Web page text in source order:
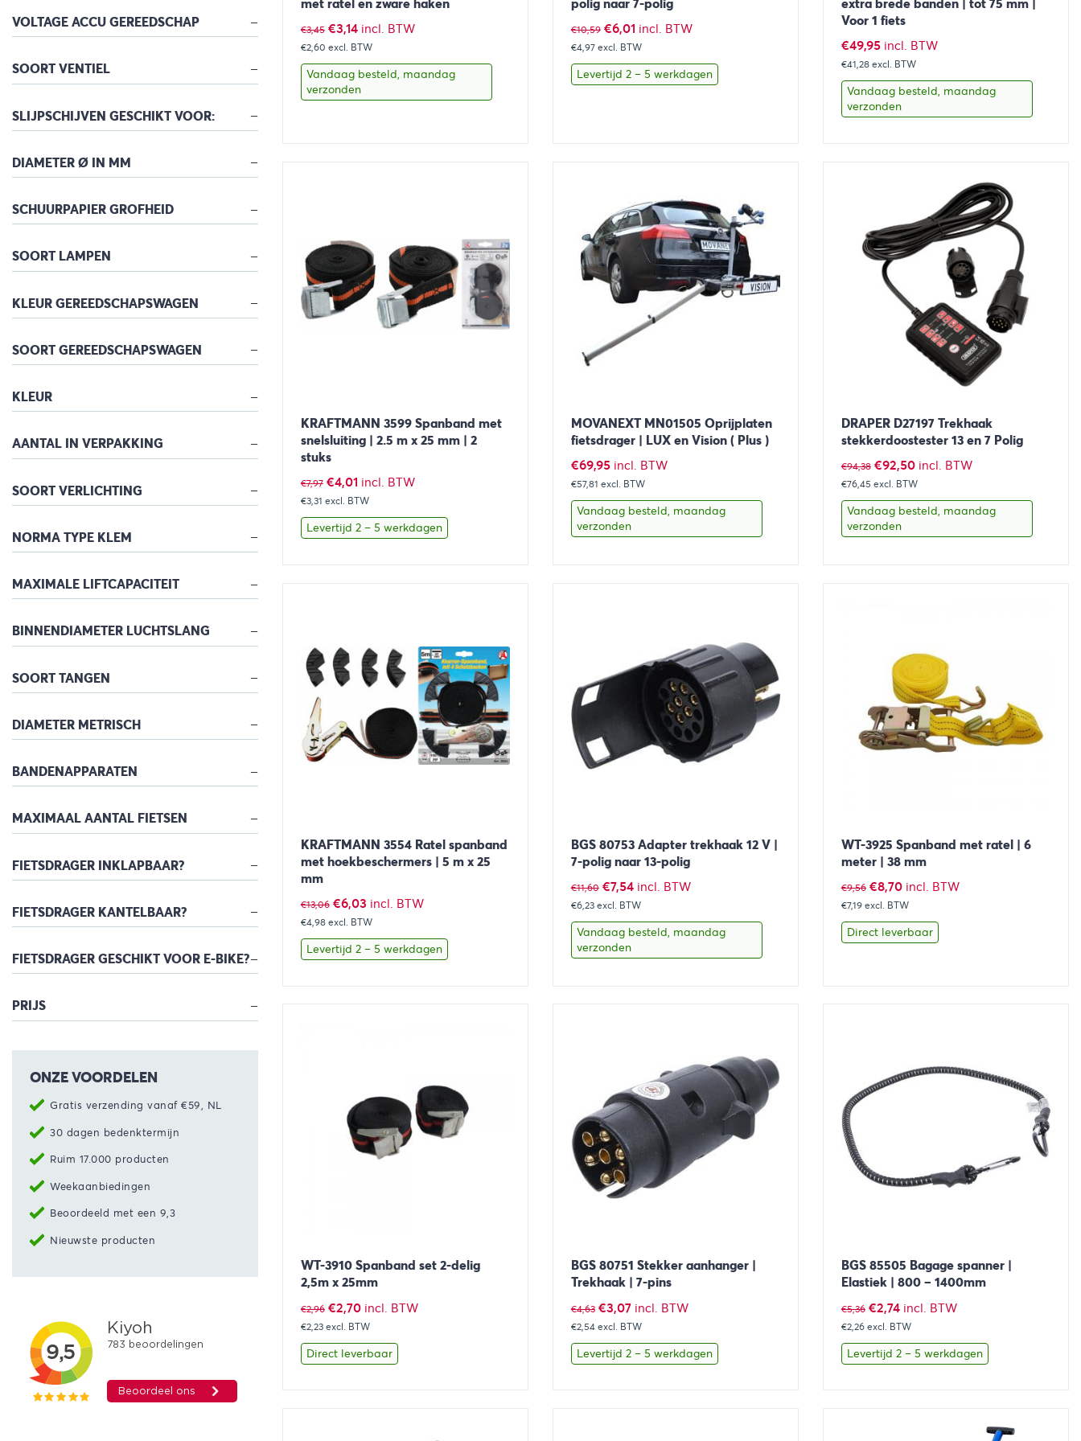
VOLTAGE ACCU GEREEDSCHAP
SOORT VENTIEL
SLIJPSCHIJVEN GESCHIKT VOOR:
DIAMETER Ø IN MM
SCHUURPAPIER GROFHEID
SOORT LAMPEN
KLEUR GEREEDSCHAPSWAGEN
SOORT GEREEDSCHAPSWAGEN
KLEUR
AANTAL IN VERPAKKING
SOORT VERLICHTING
NORMA TYPE KLEM
MAXIMALE LIFTCAPACITEIT
BINNENDIAMETER LUCHTSLANG
SOORT TANGEN
DIAMETER METRISCH
BANDENAPPARATEN
MAXIMAAL AANTAL FIETSEN
FIETSDRAGER INKLAPBAAR?
FIETSDRAGER KANTELBAAR?
FIETSDRAGER GESCHIKT VOOR E-BIKE?
PRIJS
ONZE VOORDELEN
Gratis verzending vanaf €59, NL
30 dagen bedenktermijn
Ruim 17.000 producten
Weekaanbiedingen
Beoordeeld met een 9,3
Nieuwste producten
met ratel en zware haken
€3,45 Oorspronkelijke
prijs
was:
€3,45.
€3,14Huidige
prijs
is:
€3,14.
incl. BTW
€2,60 excl. BTW
Vandaag besteld, maandag
verzonden
Bekijk Toevoegen aan winkelwagen
polig naar 7-polig
€10,59 Oorspronkelijke
prijs
was:
€6,01Huidige
prijs
is:
incl. BTW
€4,97 excl. BTW
Levertijd 2 – 5 werkdagen
Bekijk Toevoegen aan winkelwagen
extra brede banden | tot 75 mm |
Voor 1 fiets
€49,95 incl. BTW
€41,28 excl. BTW
Vandaag besteld, maandag
verzonden
Bekijk Toevoegen aan
KRAFTMANN 3599 Spanband met
snelsluiting | 2.5 m x 25 mm | 2
stuks
€7,97 Oorspronkelijke
prijs
was:
€4,01Huidige
prijs
is:
incl. BTW
€3,31 excl. BTW
Levertijd 2 – 5 werkdagen
Bekijk Toevoegen aan winkelwagen
MOVANEXT MN01505 Oprijplaten
fietsdrager | LUX en Vision ( Plus )
€69,95 incl. BTW
€57,81 excl. BTW
Vandaag besteld, maandag
verzonden
Bekijk Toevoegen aan winkelwagen
DRAPER D27197 Trekhaak
stekkerdoostester 13 en 7 Polig
€94,38 Oorspronkelijke
prijs
was:
€94,38.
€92,50Huidige
prijs
is:
incl. BTW
€76,45 excl. BTW
Vandaag besteld, maandag
verzonden
Bekijk Toevoegen aan
KRAFTMANN 3554 Ratel spanband
met hoekbeschermers | 5 m x 25
mm
€13,06 Oorspronkelijke
prijs
was:
€6,03Huidige
prijs
is:
incl. BTW
€4,98 excl. BTW
Levertijd 2 – 5 werkdagen
Bekijk Toevoegen aan winkelwagen
BGS 80753 Adapter trekhaak 12 V |
7-polig naar 13-polig
€11,60 Oorspronkelijke
prijs
was:
€11,60.
€7,54Huidige
prijs
is:
incl. BTW
€6,23 excl. BTW
Vandaag besteld, maandag
verzonden
Bekijk Toevoegen aan winkelwagen
WT-3925 Spanband met ratel | 6
meter | 38 mm
€9,56 Oorspronkelijke
prijs
was:
€8,70Huidige
prijs
is:
incl. BTW
€7,19 excl. BTW
Direct leverbaar
Bekijk Toevoegen aan
WT-3910 Spanband set 2-delig
2,5m x 25mm
€2,96 Oorspronkelijke
prijs
was:
€2,70Huidige
prijs
is:
incl. BTW
€2,23 excl. BTW
Direct leverbaar
Bekijk Toevoegen aan winkelwagen
BGS 80751 Stekker aanhanger |
Trekhaak | 7-pins
€4,63 Oorspronkelijke
prijs
was:
€3,07Huidige
prijs
is:
incl. BTW
€2,54 excl. BTW
Levertijd 2 – 5 werkdagen
Bekijk Toevoegen aan winkelwagen
BGS 85505 Bagage spanner |
Elastiek | 800 – 1400mm
€5,36 Oorspronkelijke
prijs
was:
€2,74Huidige
prijs
is:
incl. BTW
€2,26 excl. BTW
Levertijd 2 – 5 werkdagen
Bekijk Toevoegen aan